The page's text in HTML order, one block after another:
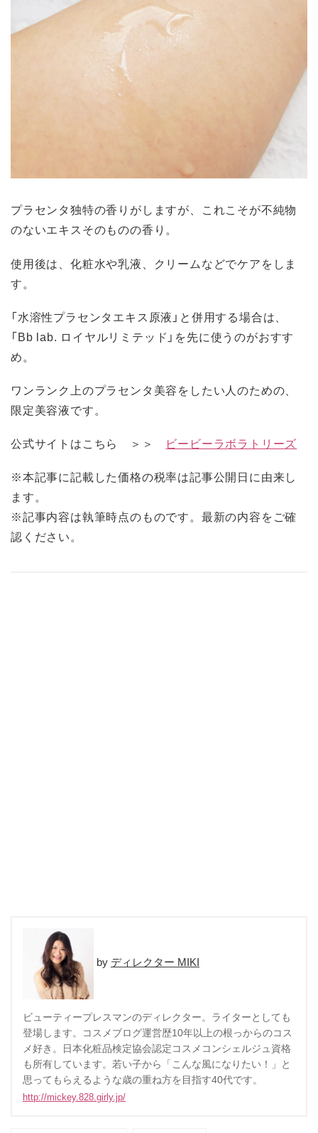
プラセンタ独特の香りがしますが、これこそが不純物
のないエキスそのものの香り。
使用後は、化粧水や乳液、クリームなどでケアをしま
す。
「水溶性プラセンタエキス原液」と併用する場合は、
「Bb lab. ロイヤルリミテッド」を先に使うのがおすす
め。
ワンランク上のプラセンタ美容をしたい人のための、
限定美容液です。
公式サイトはこちら ＞＞
ビービーラボラトリーズ
※本記事に記載した価格の税率は記事公開日に由来し
ます。
※記事内容は執筆時点のものです。最新の内容をご確
認ください。
ディレクター MIKI
ビューティープレスマンのディレクター。ライターとしても
登場します。コスメブログ運営歴10年以上の根っからのコス
メ好き。日本化粧品検定協会認定コスメコンシェルジュ資格
も所有しています。若い子から「こんな風になりたい！」と
思ってもらえるような歳の重ね方を目指す40代です。
http://mickey.828.girly.jp/